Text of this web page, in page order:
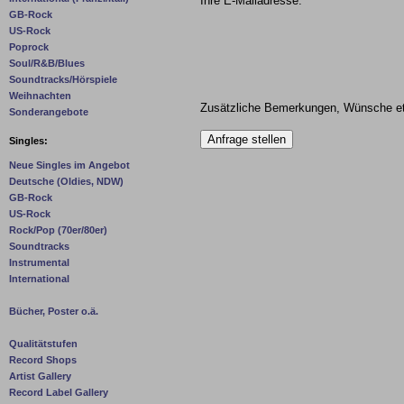
GB-Rock
US-Rock
Poprock
Soul/R&B/Blues
Soundtracks/Hörspiele
Weihnachten
Sonderangebote
Singles:
Neue Singles im Angebot
Deutsche (Oldies, NDW)
GB-Rock
US-Rock
Rock/Pop (70er/80er)
Soundtracks
Instrumental
International
Bücher, Poster o.ä.
Qualitätstufen
Record Shops
Artist Gallery
Record Label Gallery
Zusätzliche Bemerkungen, Wünsche